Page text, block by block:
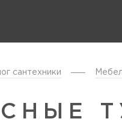
cантехники